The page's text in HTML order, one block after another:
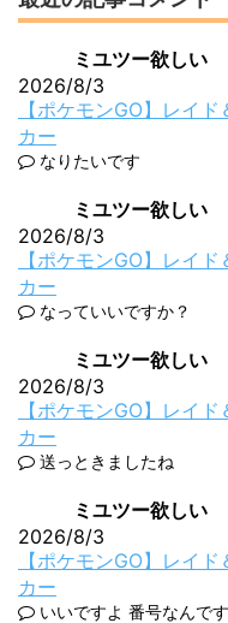
ミユツー欲しい
2026/8/3
【ポケモンGO】レイ
カー
なりたいです
ミユツー欲しい
2026/8/3
【ポケモンGO】レイ
カー
なっていいですか？
ミユツー欲しい
2026/8/3
【ポケモンGO】レイ
カー
送っときましたね
ミユツー欲しい
2026/8/3
【ポケモンGO】レイ
カー
いいですよ 番号なんで